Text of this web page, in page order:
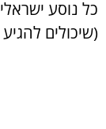
כל נוסע
(שיכולים להגיע ל-130 אירו